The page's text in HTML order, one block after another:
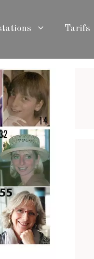
Tarifs